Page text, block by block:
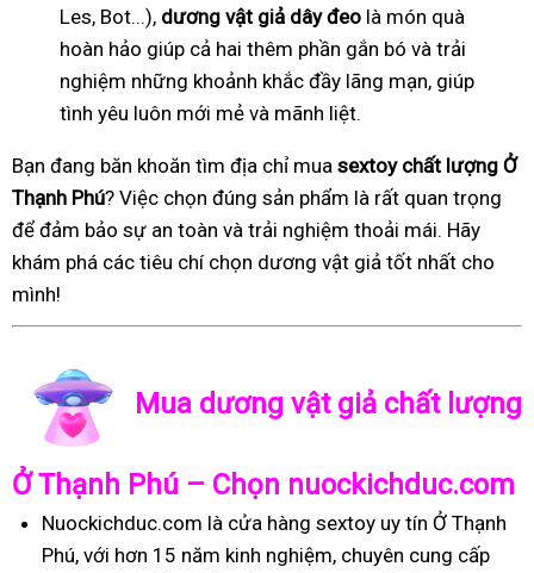
Les, Bot...), dương vật giả dây đeo là món quà
hoàn hảo giúp cả hai thêm phần gắn bó và trải
nghiệm những khoảnh khắc đầy lãng mạn, giúp
tình yêu luôn mới mẻ và mãnh liệt.
Bạn đang băn khoăn tìm địa chỉ mua sextoy chất lượng Ở
Thạnh Phú? Việc chọn đúng sản phẩm là rất quan trọng
để đảm bảo sự an toàn và trải nghiệm thoải mái. Hãy
khám phá các tiêu chí chọn dương vật giả tốt nhất cho
mình!
Mua dương vật giả chất lượng
Ở Thạnh Phú – Chọn nuockichduc.com
Nuockichduc.com là cửa hàng sextoy uy tín Ở Thạnh
Phú, với hơn 15 năm kinh nghiệm, chuyên cung cấp